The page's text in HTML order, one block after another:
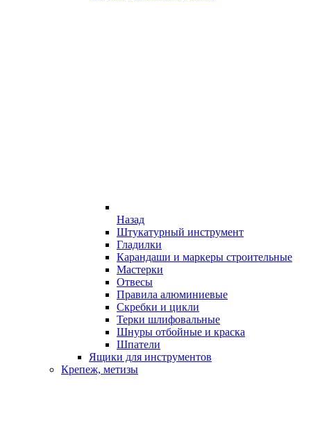
Назад
Штукатурный инструмент
Гладилки
Карандаши и маркеры строительные
Мастерки
Отвесы
Правила алюминиевые
Скребки и цикли
Терки шлифовальные
Шнуры отбойные и краска
Шпатели
Ящики для инструментов
Крепеж, метизы